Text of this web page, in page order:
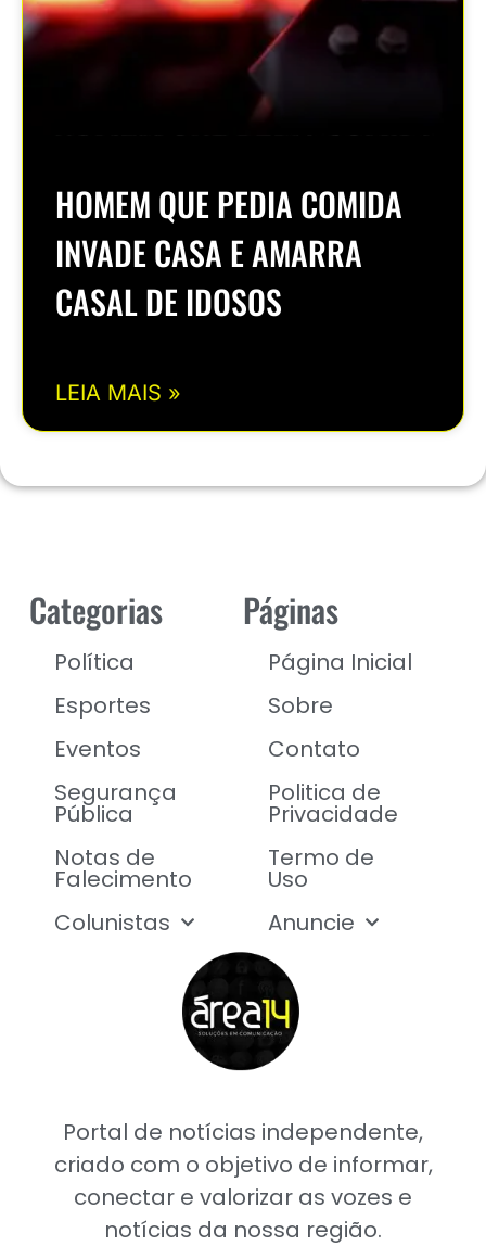
HOMEM QUE PEDIA COMIDA
INVADE CASA E AMARRA
CASAL DE IDOSOS
LEIA MAIS »
Portal de notícias independente,
criado com o objetivo de informar,
conectar e valorizar as vozes e
notícias da nossa região.
Categorias
Política
Esportes
Eventos
Segurança
Pública
Notas de
Falecimento
Colunistas
Páginas
Página Inicial
Sobre
Contato
Politica de
Privacidade
Termo de
Uso
Anuncie